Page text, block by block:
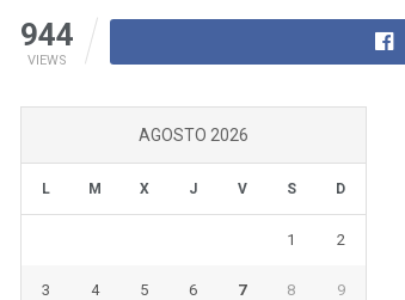
944
VIEWS
AGOSTO 2026
L M X J V S D
1 2
3 4 5 6 7 8 9